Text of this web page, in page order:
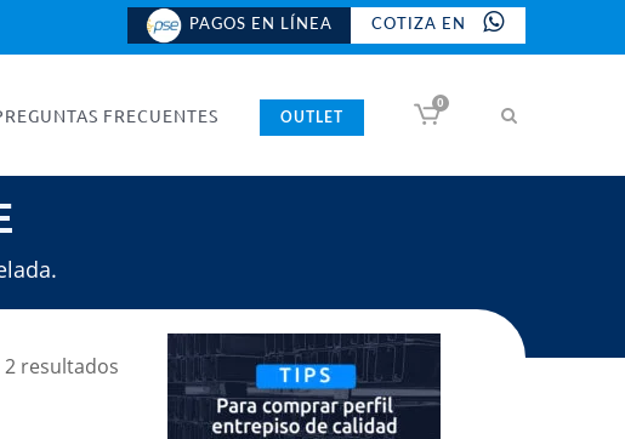
PAGOS EN LÍNEA COTIZA EN
0
FRECUENTES OUTLET
resultados